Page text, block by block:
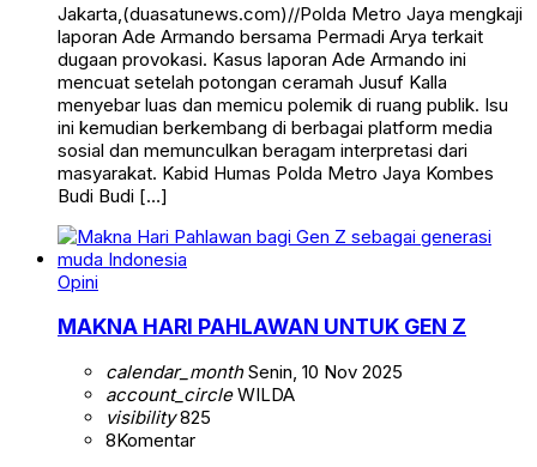
Jakarta,(duasatunews.com)//Polda Metro Jaya mengkaji
laporan Ade Armando bersama Permadi Arya terkait
dugaan provokasi. Kasus laporan Ade Armando ini
mencuat setelah potongan ceramah Jusuf Kalla
menyebar luas dan memicu polemik di ruang publik. Isu
ini kemudian berkembang di berbagai platform media
sosial dan memunculkan beragam interpretasi dari
masyarakat. Kabid Humas Polda Metro Jaya Kombes
Budi Budi […]
Opini
MAKNA HARI PAHLAWAN UNTUK GEN Z
calendar_monthSenin, 10 Nov 2025
account_circleWILDA
visibility825
8Komentar